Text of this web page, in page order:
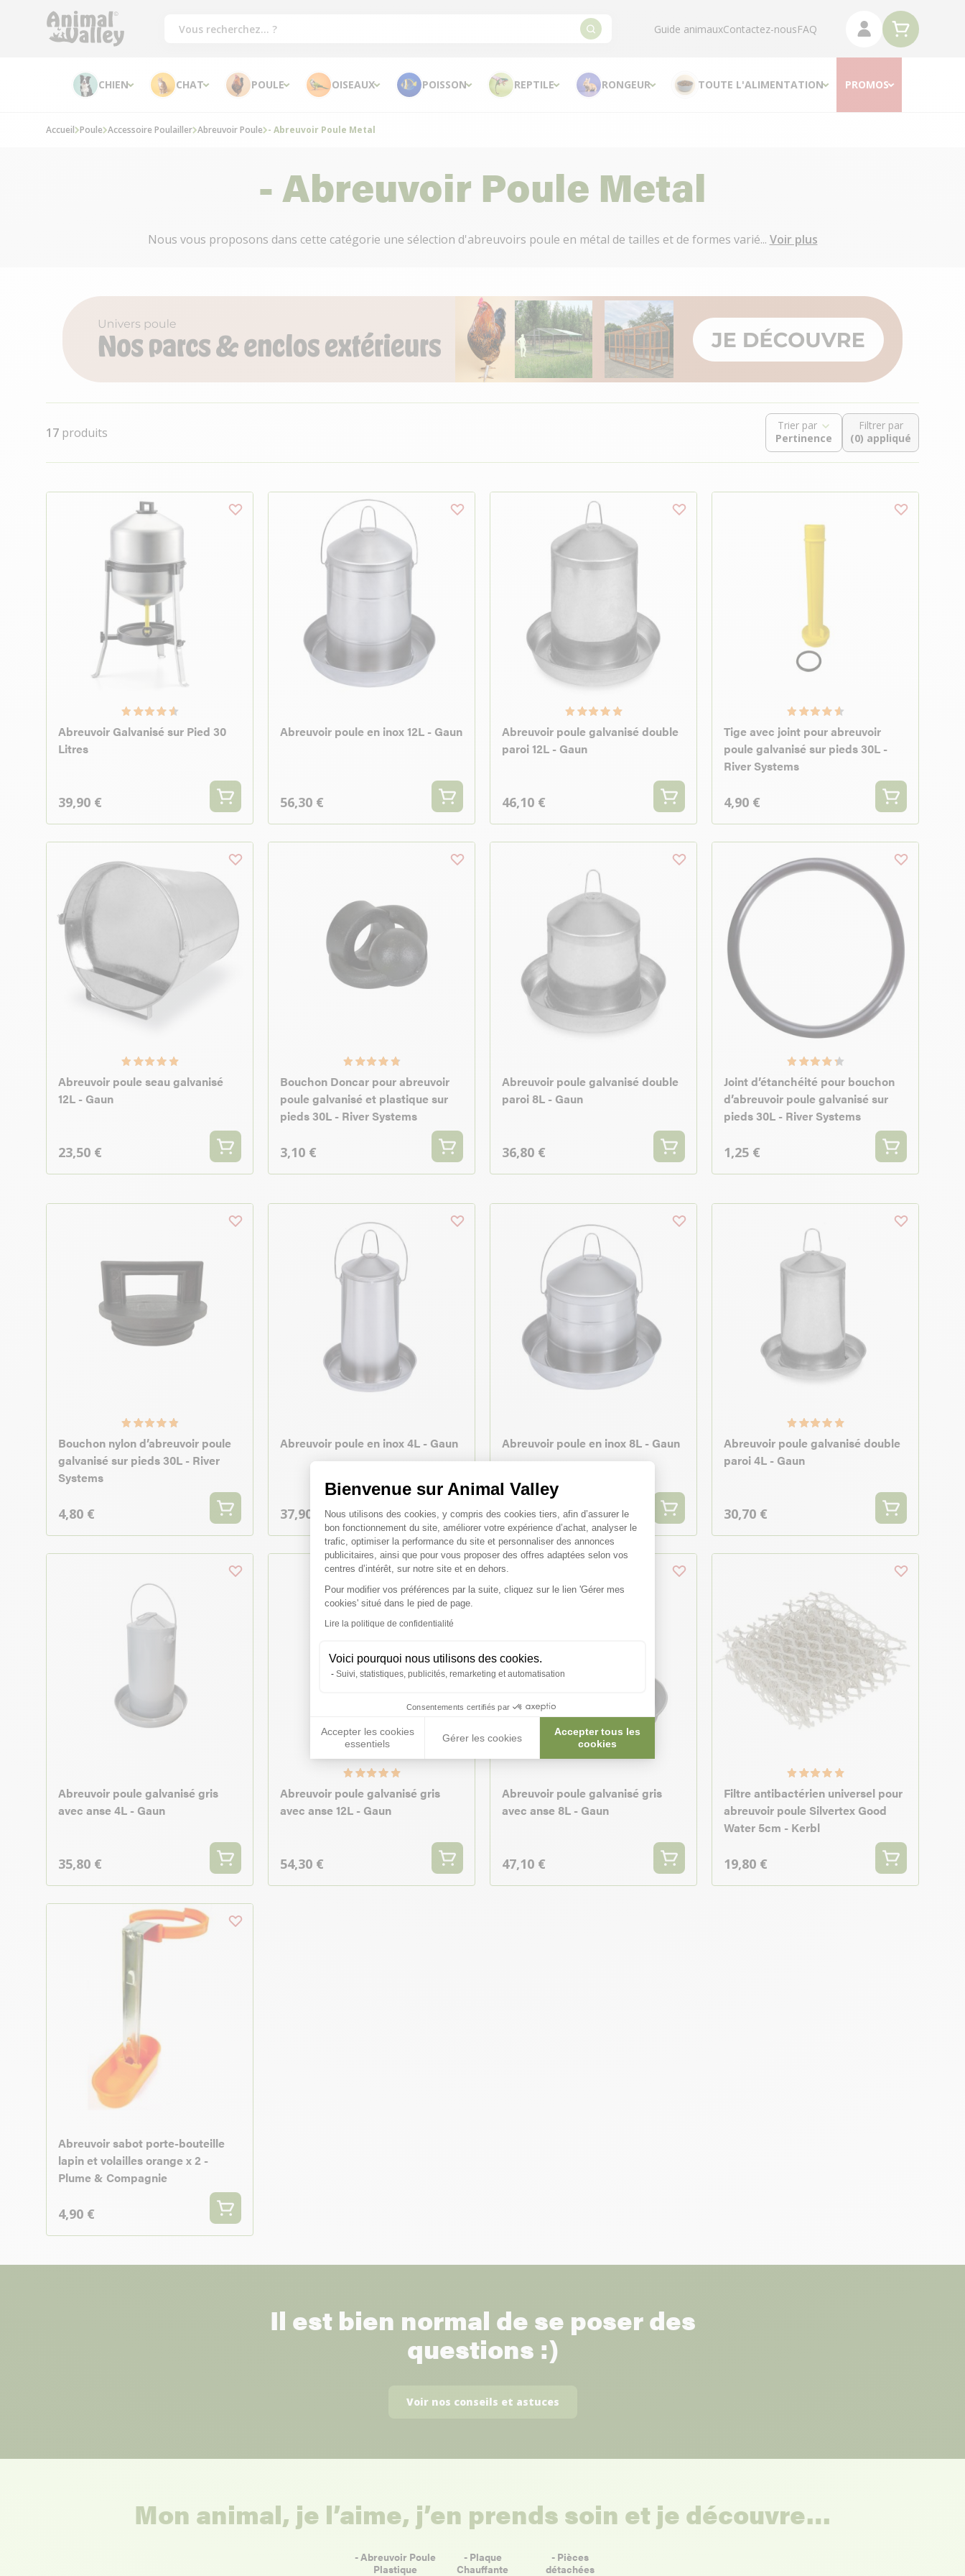
Bienvenue sur Animal Valley
Plateforme de Gestion du Consentement : Personnalisez vos Options
Nous utilisons des cookies, y compris des cookies tiers, afin d’assurer le
bon fonctionnement du site, améliorer votre expérience d’achat, analyser le
trafic, optimiser la performance du site et personnaliser des annonces
publicitaires, ainsi que pour vous proposer des offres adaptées selon vos
centres d’intérêt, sur notre site et en dehors.
Pour modifier vos préférences par la suite, cliquez sur le lien 'Gérer mes
cookies' situé dans le pied de page.
Lire la politique de confidentialité
Voici pourquoi nous utilisons des cookies.
Suivi, statistiques, publicités, remarketing et automatisation
Consentements certifiés par
Accepter les cookies
essentiels
Gérer les cookies
Accepter tous les
cookies
Axeptio consent
Guide animauxContactez-nousFAQ
CHIEN CHAT POULE OISEAUX POISSON REPTILE RONGEUR TOUTE L'ALIMENTATION PROMOS
Accueil Poule Accessoire Poulailler Abreuvoir Poule - Abreuvoir Poule Metal
- Abreuvoir Poule Metal
Nous vous proposons dans cette catégorie une sélection d'abreuvoirs poule en métal de tailles et de formes varié... Voir plus
17 produits Trier par
Filtrer par
(0) appliqué
Abreuvoir Galvanisé sur Pied 30
Litres
39,90 €
Abreuvoir poule en inox 12L - Gaun
56,30 €
Abreuvoir poule galvanisé double
paroi 12L - Gaun
46,10 €
Tige avec joint pour abreuvoir
poule galvanisé sur pieds 30L -
River Systems
4,90 €
Abreuvoir poule seau galvanisé
12L - Gaun
23,50 €
Bouchon Doncar pour abreuvoir
poule galvanisé et plastique sur
pieds 30L - River Systems
3,10 €
Abreuvoir poule galvanisé double
paroi 8L - Gaun
36,80 €
Joint d’étanchéité pour bouchon
d’abreuvoir poule galvanisé sur
pieds 30L - River Systems
1,25 €
Bouchon nylon d’abreuvoir poule
galvanisé sur pieds 30L - River
Systems
4,80 €
Abreuvoir poule en inox 4L - Gaun
37,90 €
Abreuvoir poule en inox 8L - Gaun
50,20 €
Abreuvoir poule galvanisé double
paroi 4L - Gaun
30,70 €
Abreuvoir poule galvanisé gris
avec anse 4L - Gaun
35,80 €
Abreuvoir poule galvanisé gris
avec anse 12L - Gaun
54,30 €
Abreuvoir poule galvanisé gris
avec anse 8L - Gaun
47,10 €
Filtre antibactérien universel pour
abreuvoir poule Silvertex Good
Water 5cm - Kerbl
19,80 €
Abreuvoir sabot porte-bouteille
lapin et volailles orange x 2 -
Plume & Compagnie
4,90 €
Il est bien normal de se poser des
questions :)
Voir nos conseils et astuces
Mon animal, je l’aime, j’en prends soin et je découvre…
- Abreuvoir Poule
Plastique
- Plaque
Chauffante
- Pièces
détachées